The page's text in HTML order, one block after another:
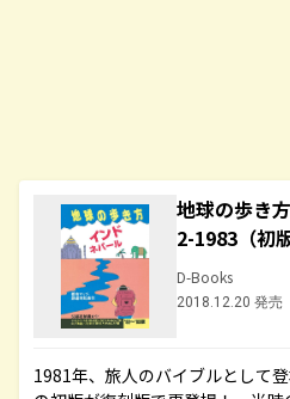
地球の歩き
2-1983（初
D-Books
2018.12.20 発売
1981年、旅人のバイブルとして